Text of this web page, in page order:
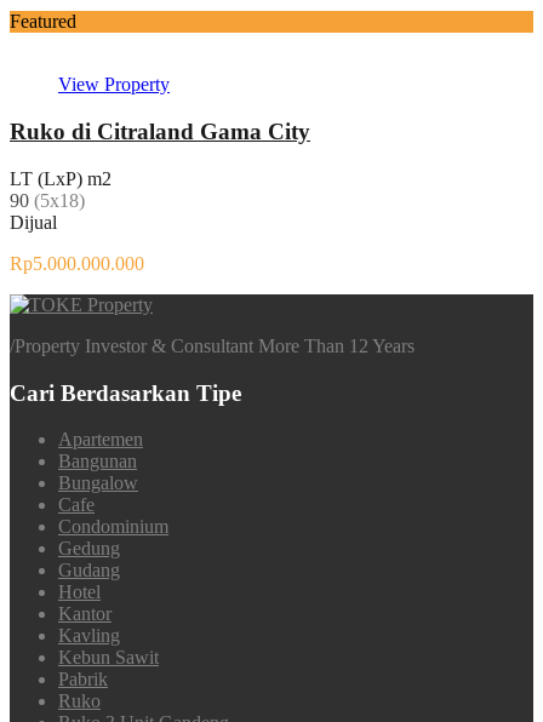
Featured
View Property
Ruko di Citraland Gama City
LT (LxP) m2
90 (5x18)
Dijual
Rp5.000.000.000
/Property Investor & Consultant More Than 12 Years
Cari Berdasarkan Tipe
Apartemen
Bangunan
Bungalow
Cafe
Condominium
Gedung
Gudang
Hotel
Kantor
Kavling
Kebun Sawit
Pabrik
Ruko